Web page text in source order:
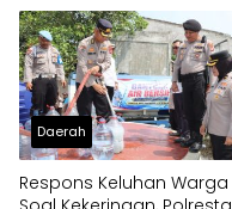
Daerah
Respons Keluhan Warga